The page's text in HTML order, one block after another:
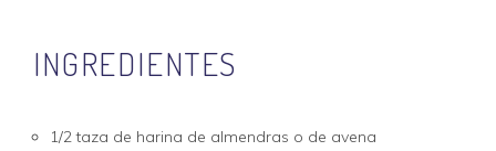
INGREDIENTES
1/2 taza de harina de almendras o de avena